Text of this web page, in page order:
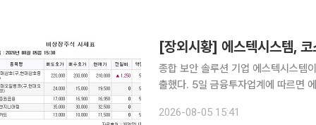
종합 보안 솔루션 기업 에스텍시스템
출했다. 5일 금융투자업계에 따르면 에스텍시스템 상장 대표주관사는 미래에셋증권이다. 로봇 자동
업 빅웨이브로보틱스는 9월 16일~17
2026-08-05 15:41